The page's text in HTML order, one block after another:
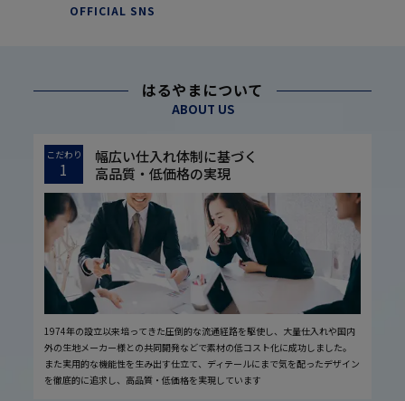
OFFICIAL SNS
はるやまについて
ABOUT US
こだわり
1
幅広い仕入れ体制に基づく
高品質・低価格の実現
1974年の設立以来培ってきた圧倒的な流通経路を駆使し、大量仕入れや国内
外の生地メーカー様との共同開発などで素材の低コスト化に成功しました。
また実用的な機能性を生み出す仕立て、ディテールにまで気を配ったデザイン
を徹底的に追求し、高品質・低価格を実現しています